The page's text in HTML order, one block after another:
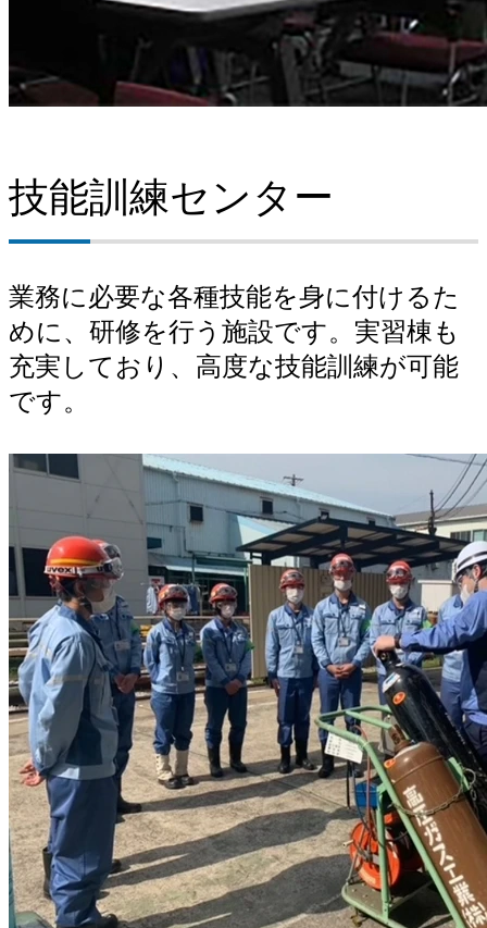
技能訓練センター
業務に必要な各種技能を身に付けるた
めに、研修を行う施設です。実習棟も
充実しており、高度な技能訓練が可能
です。